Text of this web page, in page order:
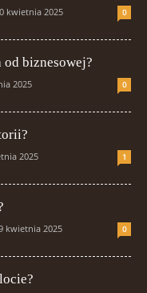
kwietnia 2025 0
biznesowej?
2025 0
2025 1
kwietnia 2025 0